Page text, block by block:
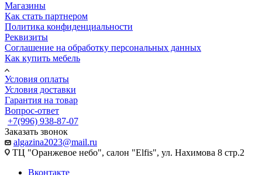
Магазины
Как стать партнером
Политика конфиденциальности
Реквизиты
Соглашение на обработку персональных данных
Как купить мебель
Условия оплаты
Условия доставки
Гарантия на товар
Вопрос-ответ
+7(996) 938-87-07
Заказать звонок
algazina2023@mail.ru
ТЦ "Оранжевое небо", салон "Elfis", ул. Нахимова 8 стр.2
Вконтакте